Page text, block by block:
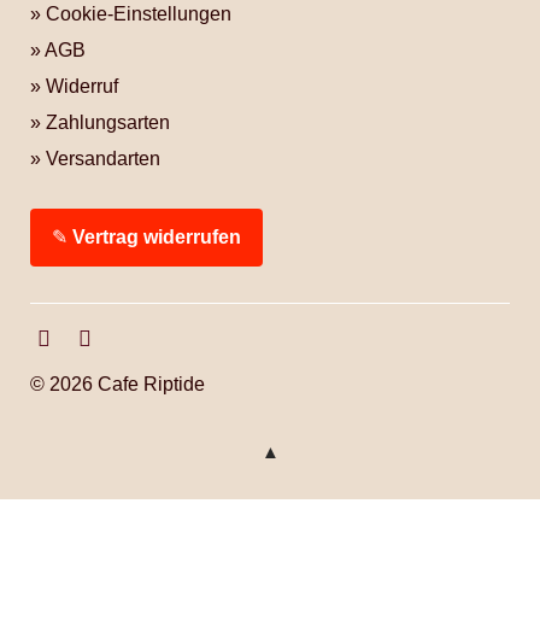
Cookie-Einstellungen
AGB
Widerruf
Zahlungsarten
Versandarten
✎ Vertrag widerrufen
FacebookInstagram
© 2026 Cafe Riptide